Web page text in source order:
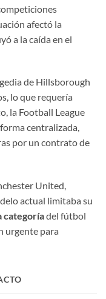
afectó la
a la caída en el
de Hillsborough
lo que requería
la Football League
centralizada,
por un contrato de
United,
actual limitaba su
categoríadel fútbol
urgente para